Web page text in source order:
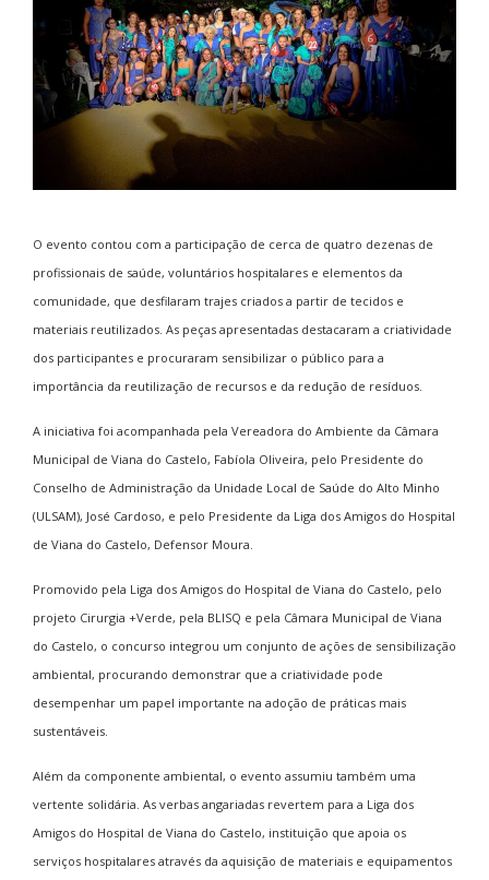
O evento contou com a participação de cerca de quatro dezenas de
profissionais de saúde, voluntários hospitalares e elementos da
comunidade, que desfilaram trajes criados a partir de tecidos e
materiais reutilizados. As peças apresentadas destacaram a criatividade
dos participantes e procuraram sensibilizar o público para a
importância da reutilização de recursos e da redução de resíduos.
A iniciativa foi acompanhada pela Vereadora do Ambiente da Câmara
Municipal de Viana do Castelo, Fabíola Oliveira, pelo Presidente do
Conselho de Administração da Unidade Local de Saúde do Alto Minho
(ULSAM), José Cardoso, e pelo Presidente da Liga dos Amigos do Hospital
de Viana do Castelo, Defensor Moura.
Promovido pela Liga dos Amigos do Hospital de Viana do Castelo, pelo
projeto Cirurgia +Verde, pela BLISQ e pela Câmara Municipal de Viana
do Castelo, o concurso integrou um conjunto de ações de sensibilização
ambiental, procurando demonstrar que a criatividade pode
desempenhar um papel importante na adoção de práticas mais
sustentáveis.
Além da componente ambiental, o evento assumiu também uma
vertente solidária. As verbas angariadas revertem para a Liga dos
Amigos do Hospital de Viana do Castelo, instituição que apoia os
serviços hospitalares através da aquisição de materiais e equipamentos